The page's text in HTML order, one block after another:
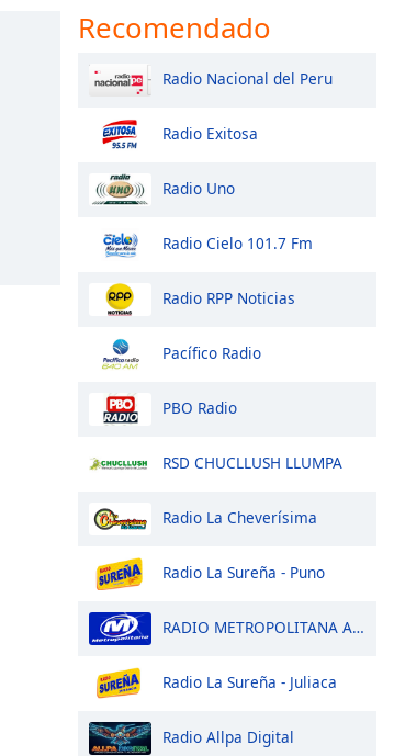
Recomendado
Radio Nacional del Peru
Radio Exitosa
Radio Uno
Radio Cielo 101.7 Fm
Radio RPP Noticias
Pacífico Radio
PBO Radio
RSD CHUCLLUSH LLUMPA
Radio La Cheverísima
Radio La Sureña - Puno
RADIO METROPOLITANA AREQUIPA
Radio La Sureña - Juliaca
Radio Allpa Digital